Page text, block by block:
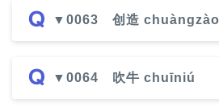
▼0063 创造 chuàngzào
▼0064 吹牛 chuīniú